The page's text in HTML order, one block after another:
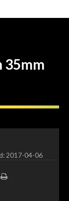
35mm
2017-04-06